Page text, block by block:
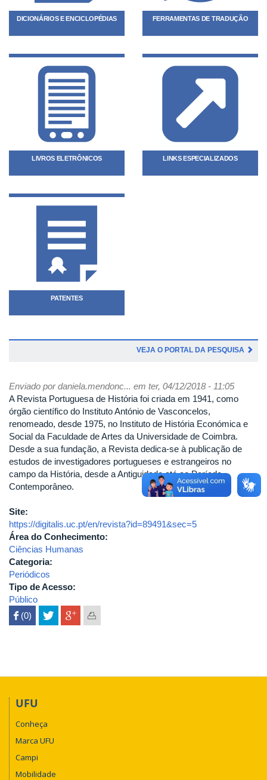
DICIONÁRIOS E ENCICLOPÉDIAS FERRAMENTAS DE TRADUÇÃO
LIVROS ELETRÔNICOS LINKS ESPECIALIZADOS
PATENTES
VEJA O PORTAL DA PESQUISA
Enviado pordaniela.mendonc... em ter, 04/12/2018 - 11:05
A Revista Portuguesa de História foi criada em 1941, como
órgão científico do Instituto António de Vasconcelos,
renomeado, desde 1975, no Instituto de História Económica e
Social da Faculdade de Artes da Universidade de Coimbra.
Desde a sua fundação, a Revista dedica-se à publicação de
estudos de investigadores portugueses e estrangeiros no
campo da História, desde a Antiguidade até ao Período
Contemporâneo.
Site:
https://digitalis.uc.pt/en/revista?id=89491&sec=5
Área do Conhecimento:
Ciências Humanas
Categoria:
Periódicos
Tipo de Acesso:
Público
 (0)
UFU
Conheça
Marca UFU
Campi
Mobilidade